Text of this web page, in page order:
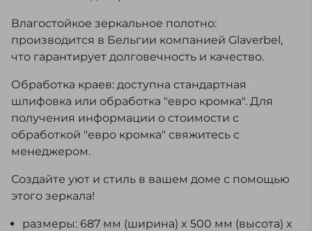
Влагостойкое зеркальное полотно:
производится в Бельгии компанией Glaverbel,
что гарантирует долговечность и качество.
Обработка краев: доступна стандартная
шлифовка или обработка "евро кромка". Для
получения информации о стоимости с
обработкой "евро кромка" свяжитесь с
менеджером.
Создайте уют и стиль в вашем доме с помощью
этого зеркала!
размеры: 687 мм (ширина) x 500 мм (высота) x